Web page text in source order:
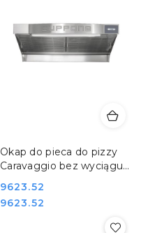
Okap do pieca do pizzy
Caravaggio bez wyciągu
KCR835NT
Cena:
9623.52
Cena:
9623.52